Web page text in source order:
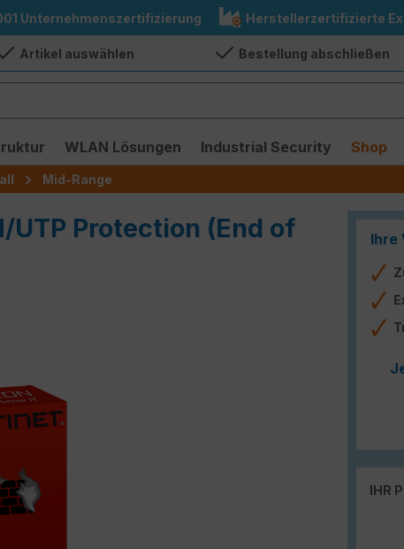
Unternehmenszertifizierung Herstellerzertifizierte
Artikel auswählen Bestellung abschließen
WLAN Lösungen Industrial Security Shop
Mid-Range
Protection (End of
Ihre
IHR